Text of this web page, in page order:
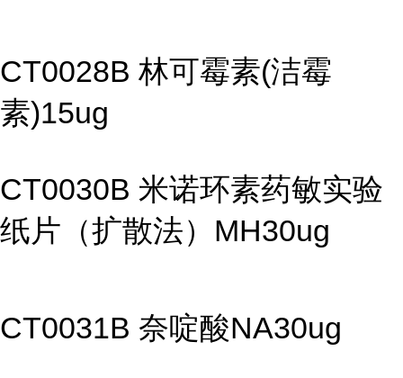
CT0028B 林可霉素(洁霉
素)15ug
CT0030B 米诺环素药敏实验
纸片（扩散法）MH30ug
CT0031B 奈啶酸NA30ug